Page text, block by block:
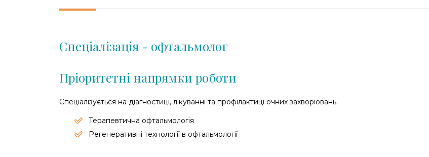
Спеціалізація - офтальмолог
Пріоритетні напрямки роботи
Спеціалізується на діагностиці, лікуванні та профілактиці очних захворювань.
Терапевтична офтальмологія
Регенеративні технології в офтальмології